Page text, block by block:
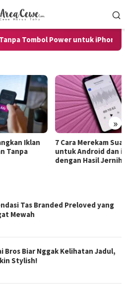
Tombol Power untuk iPhone dan
»
7 Cara Merekam Suara di HP
untuk Android dan iPhone
dengan Hasil Jernih
Tas Branded Preloved yang
Mewah
Bros Biar Nggak Kelihatan Jadul,
Stylish!